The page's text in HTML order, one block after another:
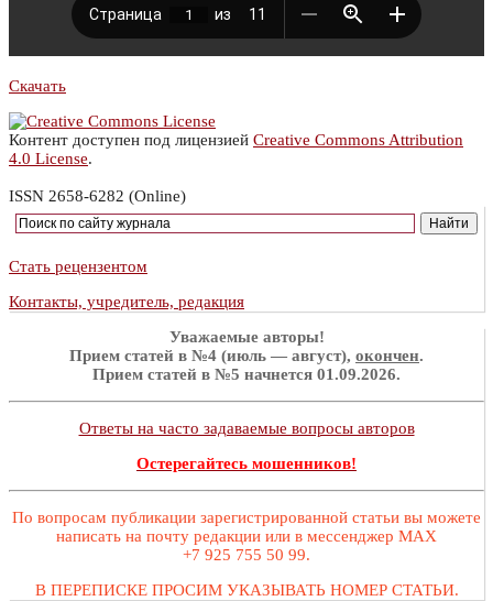
Скачать
Контент доступен под лицензией Creative Commons Attribution
4.0 License.
ISSN 2658-6282 (Online)
Стать рецензентом
Контакты, учредитель, редакция
Уважаемые авторы!
Прием статей в №4 (июль — август), окончен.
Прием статей в №5 начнется 01.09.2026.
Ответы на часто задаваемые вопросы авторов
Остерегайтесь мошенников!
По вопросам публикации зарегистрированной статьи вы можете
написать на почту редакции или в мессенджер MAX
+7 925 755 50 99.
В ПЕРЕПИСКЕ ПРОСИМ УКАЗЫВАТЬ НОМЕР СТАТЬИ.